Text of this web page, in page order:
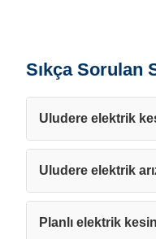
Sıkça Sorulan
Uludere elektrik
Uludere elektrik
Planlı elektrik